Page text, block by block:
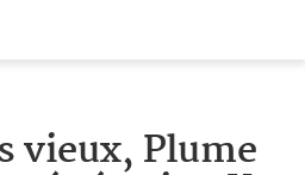
vieux, Plume